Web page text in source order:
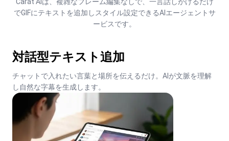
でGIFにテキストを追加しスタイル設定できるAIエージェントサ
ービスです。
対話型テキスト追加
チャットで入れたい言葉と場所を伝えるだけ。AIが文脈を理解
し自然な字幕を生成します。